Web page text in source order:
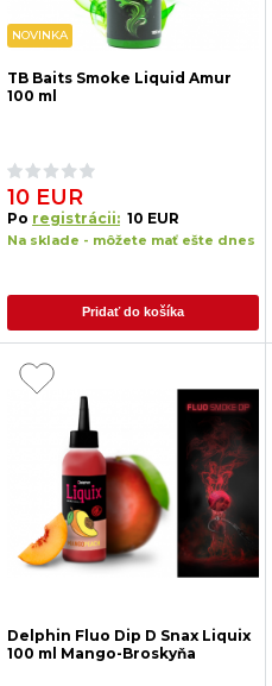
NOVINKA
TB Baits Smoke Liquid Amur
100 ml
10 EUR
Po registrácii: 10 EUR
Na sklade - môžete mať ešte dnes
Pridať do košíka
Delphin Fluo Dip D Snax Liquix
100 ml Mango-Broskyňa